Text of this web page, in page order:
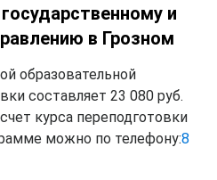
и
в Грозном
образовательной
составляет 23 080 руб.
курса переподготовки
можно по телефону:8